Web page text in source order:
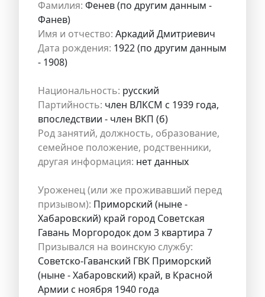
Фамилия: Фенев (по другим данным -
Фанев)
Имя и отчество: Аркадий Дмитриевич
Дата рождения: 1922 (по другим данным
- 1908)
Национальность: русский
Партийность: член ВЛКСМ с 1939 года,
впоследствии - член ВКП (б)
Род занятий, должность, образование,
семейное положение, родственники,
другая информация: нет данных
Уроженец (или же проживавший перед
призывом): Приморский (ныне -
Хабаровский) край город Советская
Гавань Моргородок дом 3 квартира 7
Призывался на воинскую службу:
Советско-Гаванский ГВК Приморский
(ныне - Хабаровский) край, в Красной
Армии с ноября 1940 года